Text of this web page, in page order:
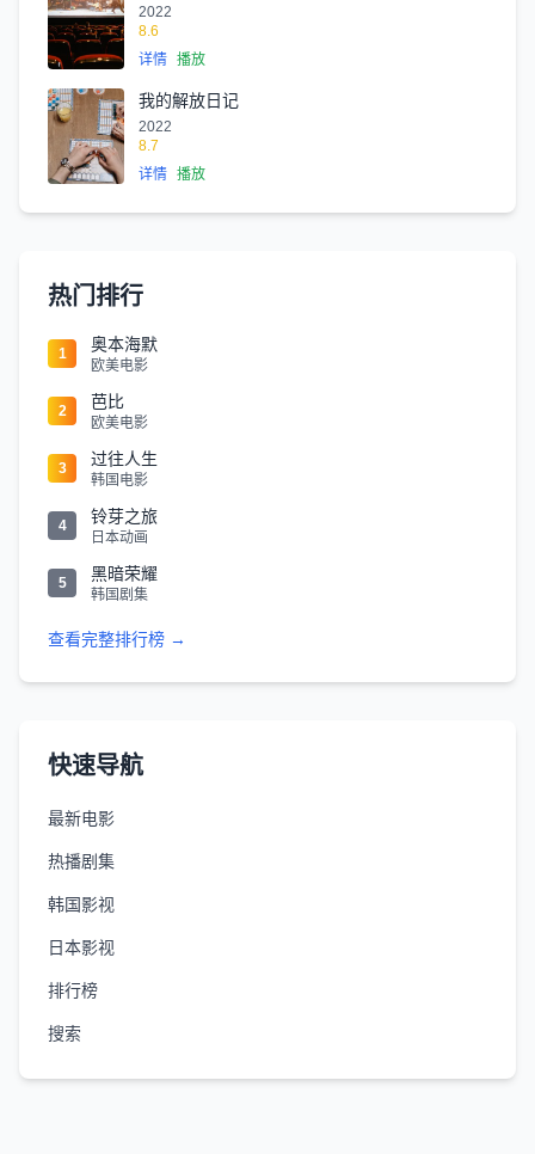
2022
8.6
详情 播放
我的解放日记
2022
8.7
详情 播放
热门排行
1 奥本海默
欧美电影
2 芭比
欧美电影
3 过往人生
韩国电影
4 铃芽之旅
日本动画
5 黑暗荣耀
韩国剧集
查看完整排行榜 →
快速导航
最新电影
热播剧集
韩国影视
日本影视
排行榜
搜索